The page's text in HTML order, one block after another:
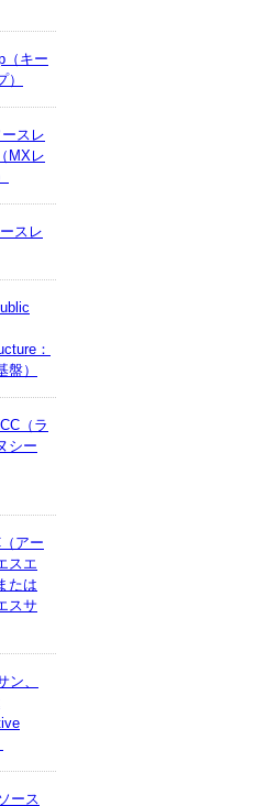
（キー
）
スレ
MXレ
スレ
：
盤）
（ラ
シー
アー
スエ
たは
スサ
ン、
ース